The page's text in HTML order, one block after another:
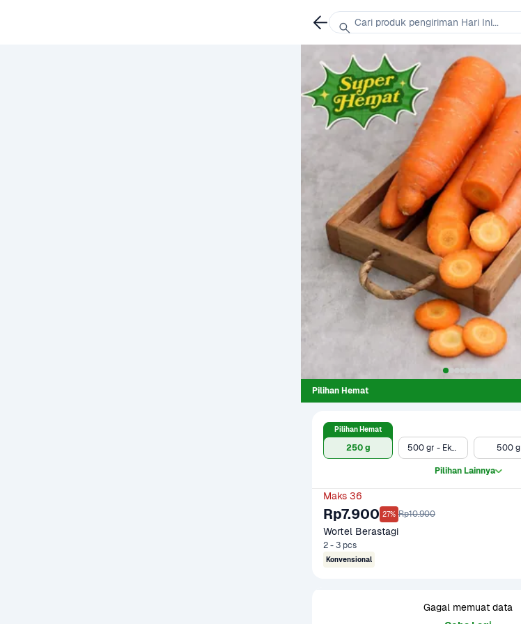
Pilihan Hemat
250 g
Pilihan Hemat
500 gr - Ekonomis 500 g
Pilihan Lainnya
Maks 36
Rp7.900 27% Rp10.900
Wortel Berastagi
2 - 3 pcs
Konvensional
Gagal memuat data
Cari produk pengiriman Hari Ini...